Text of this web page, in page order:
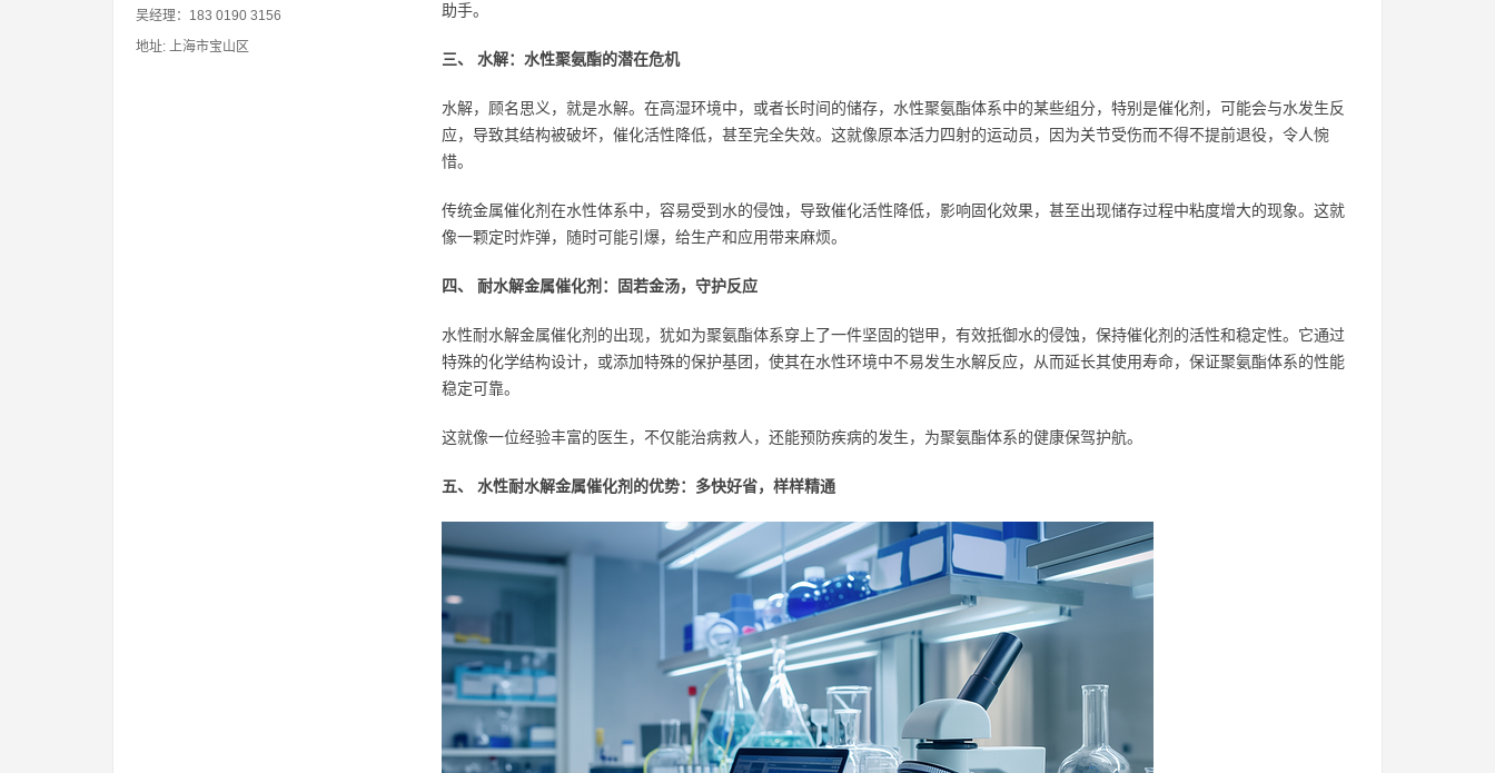
助手。
三、 水解：水性聚氨酯的潜在危机
水解，顾名思义，就是水解。在高湿环境中，或者长时间的储存，水性聚氨酯体系中的某些组分，特别是催化剂，可能会与水发生反
应，导致其结构被破坏，催化活性降低，甚至完全失效。这就像原本活力四射的运动员，因为关节受伤而不得不提前退役，令人惋
惜。
传统金属催化剂在水性体系中，容易受到水的侵蚀，导致催化活性降低，影响固化效果，甚至出现储存过程中粘度增大的现象。这就
像一颗定时炸弹，随时可能引爆，给生产和应用带来麻烦。
四、 耐水解金属催化剂：固若金汤，守护反应
水性耐水解金属催化剂的出现，犹如为聚氨酯体系穿上了一件坚固的铠甲，有效抵御水的侵蚀，保持催化剂的活性和稳定性。它通过
特殊的化学结构设计，或添加特殊的保护基团，使其在水性环境中不易发生水解反应，从而延长其使用寿命，保证聚氨酯体系的性能
稳定可靠。
这就像一位经验丰富的医生，不仅能治病救人，还能预防疾病的发生，为聚氨酯体系的健康保驾护航。
五、 水性耐水解金属催化剂的优势：多快好省，样样精通
吴经理：183 0190 3156
地址: 上海市宝山区